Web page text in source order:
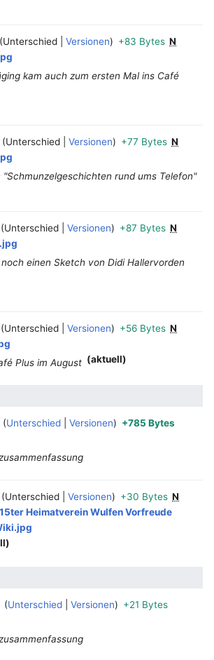
Unterschied Versionen +83 Bytes N
kam auch zum ersten Mal ins Café
Unterschied Versionen +77 Bytes N
rund ums Telefon"
Unterschied Versionen +87 Bytes N
einen Sketch von Didi Hallervorden
Unterschied Versionen +56 Bytes N
Plus im August (aktuell)
Unterschied Versionen +785 Bytes
Unterschied Versionen +30 Bytes N
Heimatverein Wulfen Vorfreude
Unterschied Versionen +21 Bytes